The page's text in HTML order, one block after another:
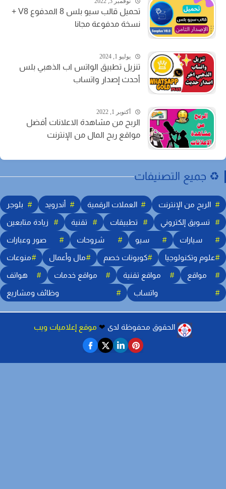
تحميل قالب سيو بلس 8 المدفوع V8 +
نسخة مدفوعة مجانا
يوليو 1, 2024
تنزيل تطبيق الواتس اب الذهبي بلس
أحدث إصدار واتساب
أكتوبر 1, 2022
الربح من مشاهدة الاعلانات أفضل
مواقع ربح المال من الإنترنت
جميع التصنيفات
الربح من الإنترنت العملات الرقمية أندرويد بلوجر
تسويق إلكتروني تطبيقات تقنية زيادة متابعين
سيارات سيو شروحات صور وعبارات
علوم وتكنولوجيا كوبونات خصم مال وأعمال منوعات
مواقع مواقع تقنية مواقع خدمات هواتف
واتساب وظائف ومشاريع
︎الحقوق محفوظة لدى❤ موقع إعلاميات ويب